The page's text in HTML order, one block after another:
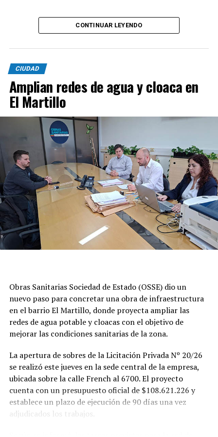
CONTINUAR LEYENDO
CIUDAD
Amplian redes de agua y cloaca en
El Martillo
Obras Sanitarias Sociedad de Estado (OSSE) dio un
nuevo paso para concretar una obra de infraestructura
en el barrio El Martillo, donde proyecta ampliar las
redes de agua potable y cloacas con el objetivo de
mejorar las condiciones sanitarias de la zona.
La apertura de sobres de la Licitación Privada Nº 20/26
se realizó este jueves en la sede central de la empresa,
ubicada sobre la calle French al 6700. El proyecto
cuenta con un presupuesto oficial de $108.621.226 y
establece un plazo de ejecución de 90 días una vez
adjudicados los trabajos.